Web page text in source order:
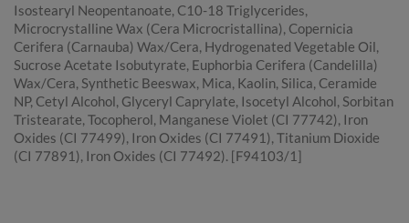
Isostearyl Neopentanoate, C10-18 Triglycerides,
Microcrystalline Wax (Cera Microcristallina), Copernicia
Cerifera (Carnauba) Wax/Cera, Hydrogenated Vegetable Oil,
Sucrose Acetate Isobutyrate, Euphorbia Cerifera (Candelilla)
Wax/Cera, Synthetic Beeswax, Mica, Kaolin, Silica, Ceramide
NP, Cetyl Alcohol, Glyceryl Caprylate, Isocetyl Alcohol, Sorbitan
Tristearate, Tocopherol, Manganese Violet (CI 77742), Iron
Oxides (CI 77499), Iron Oxides (CI 77491), Titanium Dioxide
(CI 77891), Iron Oxides (CI 77492). [F94103/1]